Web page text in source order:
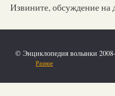
Извините, обсуждение на
© Энциклопедия волынки
Разное